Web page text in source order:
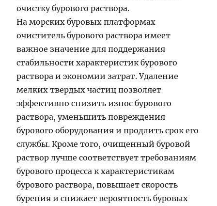
очистку бурового раствора.
На морских буровых платформах
очиститель бурового раствора имеет
важное значение для поддержания
стабильности характеристик бурового
раствора и экономии затрат. Удаление
мелких твердых частиц позволяет
эффективно снизить износ бурового
раствора, уменьшить повреждения
бурового оборудования и продлить срок его
службы. Кроме того, очищенный буровой
раствор лучше соответствует требованиям
бурового процесса к характеристикам
бурового раствора, повышает скорость
бурения и снижает вероятность буровых